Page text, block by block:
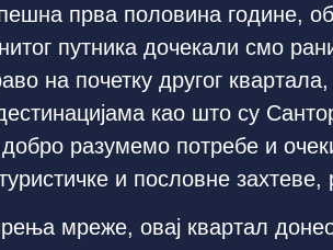
прва половина године,
путника дочекали смо
на почетку другог
као што су
разумемо потребе и
и пословне захтеве,
мреже, овај квартал донео